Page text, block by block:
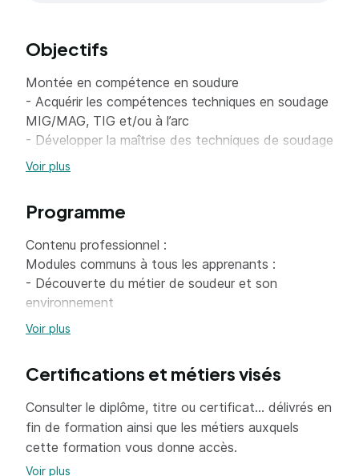
Objectifs
Montée en compétence en soudure
- Acquérir les compétences techniques en soudage
MIG/MAG, TIG et/ou à l’arc
- Développer la maîtrise des techniques de soudage
en toutes positions
maintenance
- Préparer les stagiaires à intégrer le marché du
travail avec une expérience pratique solide
Voir plus
Programme
Contenu professionnel :
Modules communs à tous les apprenants :
- Découverte du métier de soudeur et son
environnement
- Introduction à l’industrie 4.0 appliquée à la
positions
Module individualisé :
- Perfectionnement sur un procédé de soudage et
les positions
Modules complémentaires :
Voir plus
Certifications et métiers visés
Consulter le diplôme, titre ou certificat... délivrés en
fin de formation ainsi que les métiers auxquels
cette formation vous donne accès.
Voir plus